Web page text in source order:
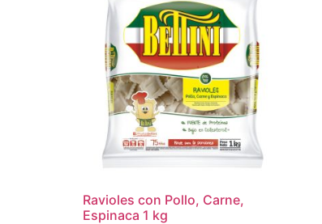
Ravioles con Pollo, Carne,
Espinaca 1 kg